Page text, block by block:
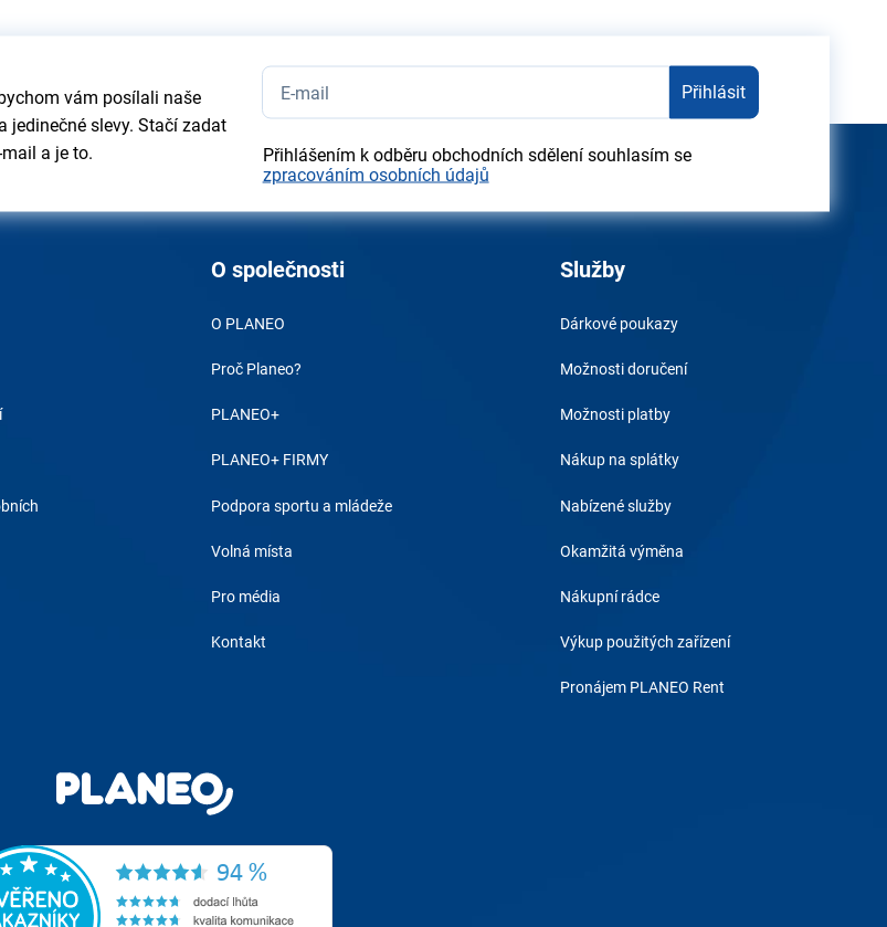
vám posílali naše
jedinečné slevy. Stačí zadat
a je to.
Přihlásit
Přihlášením k odběru obchodních sdělení souhlasím se
zpracováním osobních údajů
O společnosti
O PLANEO
Proč Planeo?
PLANEO+
PLANEO+ FIRMY
Podpora sportu a mládeže
Volná místa
Pro média
Kontakt
Služby
Dárkové poukazy
Možnosti doručení
Možnosti platby
Nákup na splátky
Nabízené služby
Okamžitá výměna
Nákupní rádce
Výkup použitých zařízení
Pronájem PLANEO Rent